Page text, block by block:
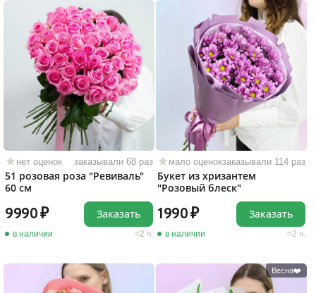
нет оценок заказывали 68 раз
51 розовая роза "Ревиваль"
60 см
9990
в наличии 2 ч.
Заказать
мало оценокзаказывали 114 раз
Букет из хризантем
"Розовый блеск"
1990
в наличии 2 ч.
Заказать
Весна❤️